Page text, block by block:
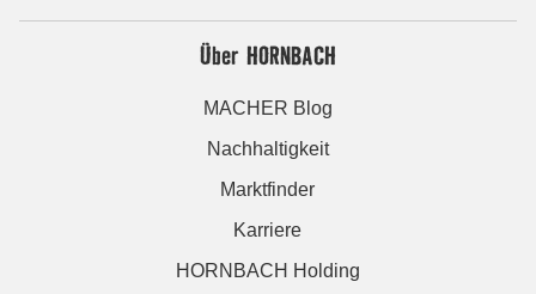
Über HORNBACH
MACHER Blog
Nachhaltigkeit
Marktfinder
Karriere
HORNBACH Holding